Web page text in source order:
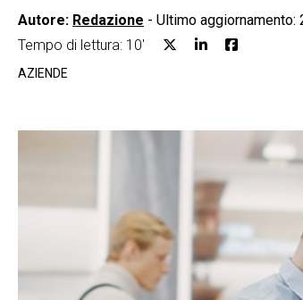
Autore: Redazione - Ultimo aggiornamento:
Tempo di lettura: 10'
AZIENDE